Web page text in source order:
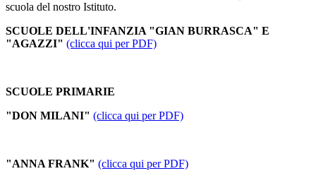
scuola del nostro Istituto.
SCUOLE DELL'INFANZIA "GIAN BURRASCA" E
"AGAZZI" (clicca qui per PDF)
SCUOLE PRIMARIE
"DON MILANI" (clicca qui per PDF)
"ANNA FRANK" (clicca qui per PDF)